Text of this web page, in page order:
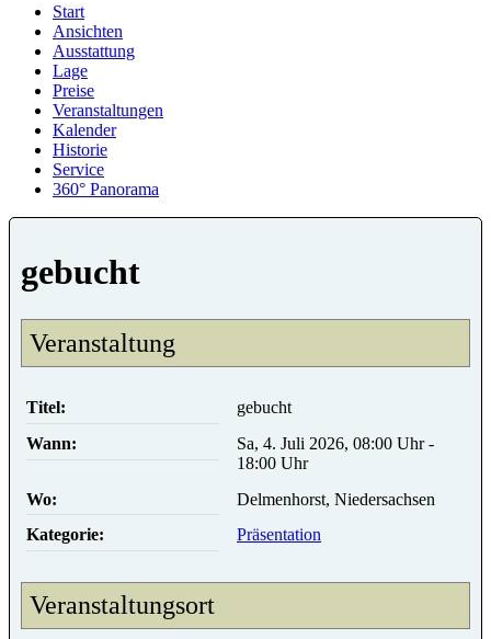
Start
Ansichten
Ausstattung
Lage
Preise
Veranstaltungen
Kalender
Historie
Service
360° Panorama
gebucht
Veranstaltung
Titel:
gebucht
Wann:
Sa, 4. Juli 2026, 08:00 Uhr -
18:00 Uhr
Wo:
Delmenhorst, Niedersachsen
Kategorie:
Präsentation
Veranstaltungsort